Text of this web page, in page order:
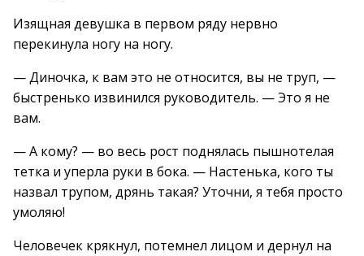
Изящная девушка в первом ряду нервно
перекинула ногу на ногу.
— Диночка, к вам это не относится, вы не труп, —
быстренько извинился руководитель. — Это я не
вам.
— А кому? — во весь рост поднялась пышнотелая
тетка и уперла руки в бока. — Настенька, кого ты
назвал трупом, дрянь такая? Уточни, я тебя просто
умоляю!
Человечек крякнул, потемнел лицом и дернул на